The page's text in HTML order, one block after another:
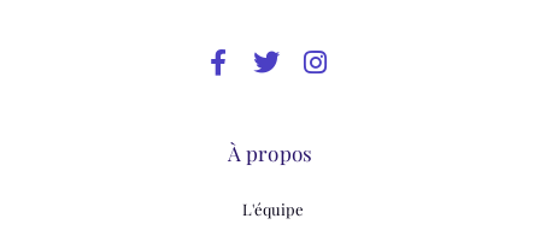
À propos
L'équipe